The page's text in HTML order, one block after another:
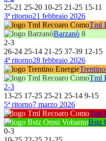
25-21 25-20 10-25 21-25 15-11
3ª ritorno21 febbraio 2026
Tml
Barzanò 8
2-3
26-24 25-14 21-25 37-39 12-15
4ª ritorno28 febbraio 2026
Tml
2-3
13-25 17-25 25-21 25-14 9-15
5ª ritorno7 marzo 2026
Tml
Bstz
0-3